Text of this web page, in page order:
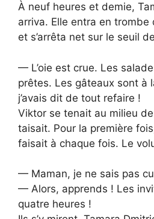
À neuf heures et demie,
arriva. Elle entra en trombe
et s’arrêta net sur le seuil
— L’oie est crue. Les
prêtes. Les gâteaux sont à
j’avais dit de tout refaire !
Viktor se tenait au milieu
taisait. Pour la première
faisait à chaque fois. Le
— Maman, je ne sais pas
— Alors, apprends ! Les
quatre heures !